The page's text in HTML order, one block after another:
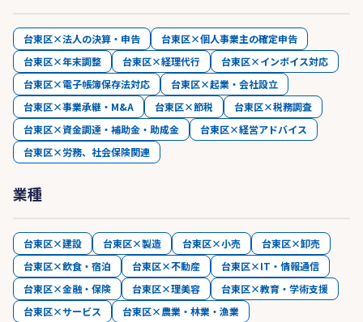
台東区×法人の決算・申告
台東区×個人事業主の確定申告
台東区×年末調整
台東区×経理代行
台東区×インボイス対応
台東区×電子帳簿保存法対応
台東区×起業・会社設立
台東区×事業承継・M&A
台東区×節税
台東区×税務調査
台東区×資金調達・補助金・助成金
台東区×経営アドバイス
台東区×労務、社会保険関連
業種
台東区×建設 台東区×製造 台東区×小売
台東区×卸売
台東区×飲食・宿泊
台東区×不動産
台東区×IT・情報通信
台東区×金融・保険
台東区×理美容
台東区×教育・学術支援
台東区×サービス
台東区×農業・林業・漁業